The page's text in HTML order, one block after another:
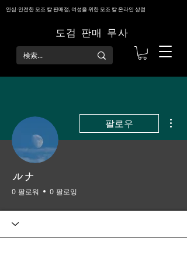
도검 판매 무사
안심·안전한 모조 칼 판매점, 여성을 위한 모조 칼 온라인 상점
팔로우
ルナ
0 팔로워 0 팔로잉